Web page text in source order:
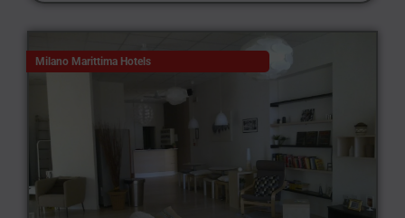
Milano Marittima Hotels